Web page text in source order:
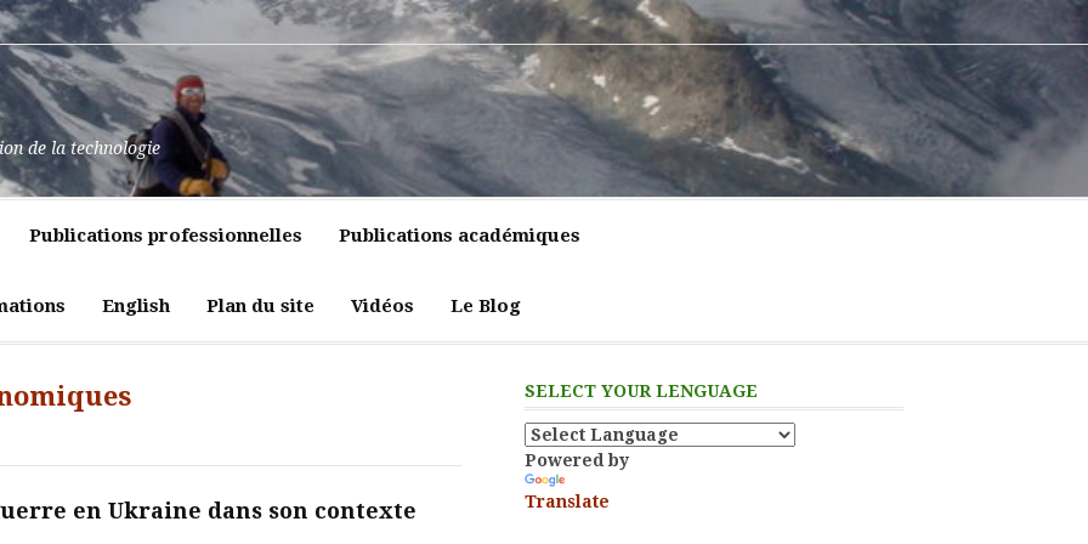
de la technologie
Publications professionnelles Publications académiques
English Plan du site Vidéos Le Blog
en Ukraine dans son contexte
SELECT YOUR LENGUAGE
Powered by
Translate